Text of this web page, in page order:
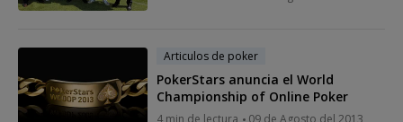
Articulos de poker
PokerStars anuncia el World
Championship of Online Poker
4 min de lectura 09 de Agosto del 2013